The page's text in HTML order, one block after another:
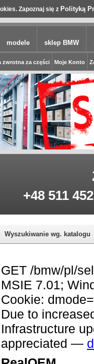
Zapoznaj się z Polityką
modele sklep BMW
zwrotna za części Moje Konto
+48 511
Wyszukiwanie wg. katalogu